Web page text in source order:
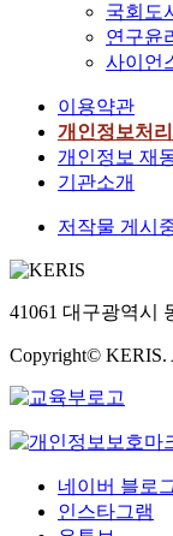
국회도
연구윤
사이언
이용약관
개인정보처
개인정보 재
기관소개
저작물 게시
41061 대구광역시
Copyright© KERIS.
네이버 블로
인스타그램